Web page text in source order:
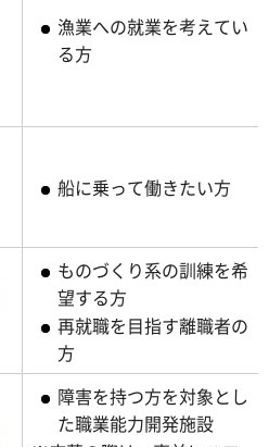
漁業への就業を考えてい
る方
船に乗って働きたい方
ものづくり系の訓練を希
望する方
再就職を目指す離職者の
方
障害を持つ方を対象とし
た職業能力開発施設